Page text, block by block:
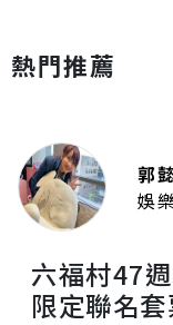
熱門推薦
郭
娛
六福村47
限定聯名